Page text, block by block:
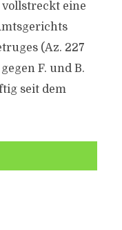
eine
(Az. 227
F. und B.
seit dem